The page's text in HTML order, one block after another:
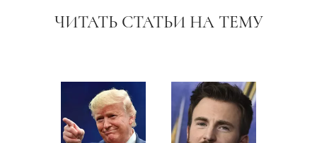
ЧИТАТЬ СТАТЬИ НА ТЕМУ